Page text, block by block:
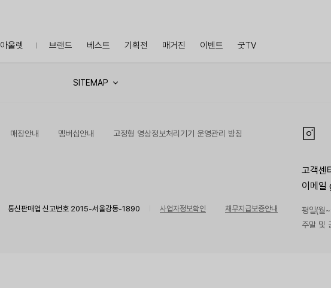
아울렛 브랜드 베스트 기획전 매거진 이벤트 굿TV
SITEMAP
매장안내 멤버십안내 고정형 영상정보처리기기 운영관리 방침
통신판매업 신고번호 2015-서울강동-1890 사업자정보확인
채무지급보증안내
고객
이메
평일(월
주말 및